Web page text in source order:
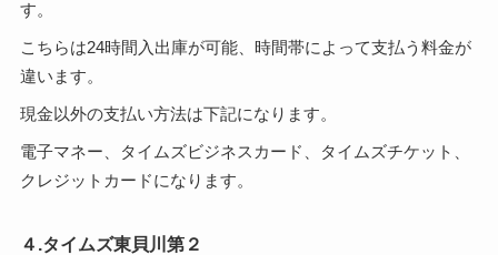
す。
こちらは24時間入出庫が可能、時間帯によって支払う料金が
違います。
現金以外の支払い方法は下記になります。
電子マネー、タイムズビジネスカード、タイムズチケット、
クレジットカードになります。
４.タイムズ東貝川第２